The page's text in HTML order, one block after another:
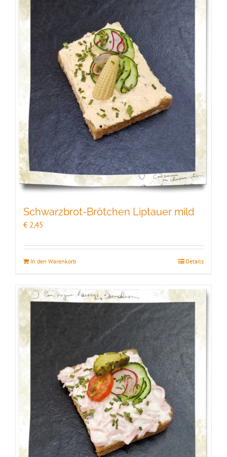
Schwarzbrot-Brötchen Liptauer mild
€ 2,45
In den Warenkorb Details